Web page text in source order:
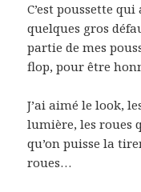
C’est poussette
quelques gros
partie de mes
flop, pour être
J’ai aimé le look,
lumière, les roues
qu’on puisse la
roues…